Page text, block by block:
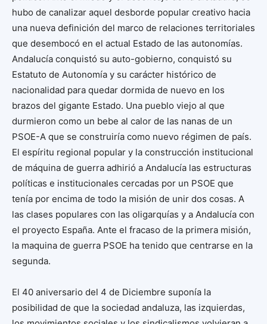
hubo de canalizar aquel desborde popular creativo hacia
una nueva definición del marco de relaciones territoriales
que desembocó en el actual Estado de las autonomías.
Andalucía conquistó su auto-gobierno, conquistó su
Estatuto de Autonomía y su carácter histórico de
nacionalidad para quedar dormida de nuevo en los
brazos del gigante Estado. Una pueblo viejo al que
durmieron como un bebe al calor de las nanas de un
PSOE-A que se construiría como nuevo régimen de país.
El espíritu regional popular y la construcción institucional
de máquina de guerra adhirió a Andalucía las estructuras
políticas e institucionales cercadas por un PSOE que
tenía por encima de todo la misión de unir dos cosas. A
las clases populares con las oligarquías y a Andalucía con
el proyecto España. Ante el fracaso de la primera misión,
la maquina de guerra PSOE ha tenido que centrarse en la
segunda.
El 40 aniversario del 4 de Diciembre suponía la
posibilidad de que la sociedad andaluza, las izquierdas,